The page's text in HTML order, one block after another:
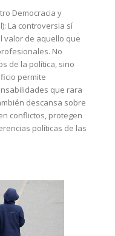
Democracia y
La controversia sí
valor de aquello que
No
de la política, sino
permite
que rara
descansa sobre
conflictos, protegen
políticas de las